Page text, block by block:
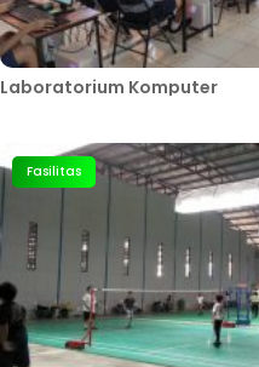
Laboratorium Komputer
Fasilitas